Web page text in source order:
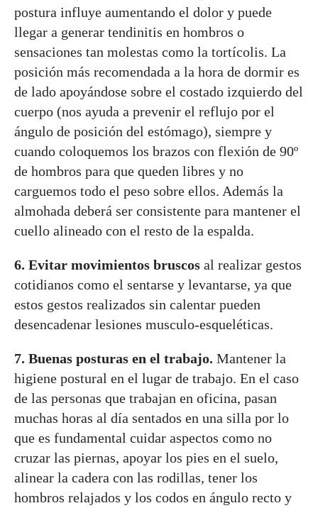
postura influye aumentando el dolor y puede
llegar a generar tendinitis en hombros o
sensaciones tan molestas como la tortícolis. La
posición más recomendada a la hora de dormir es
de lado apoyándose sobre el costado izquierdo del
cuerpo (nos ayuda a prevenir el reflujo por el
ángulo de posición del estómago), siempre y
cuando coloquemos los brazos con flexión de 90º
de hombros para que queden libres y no
carguemos todo el peso sobre ellos. Además la
almohada deberá ser consistente para mantener el
cuello alineado con el resto de la espalda.
6. Evitar movimientos bruscos al realizar gestos
cotidianos como el sentarse y levantarse, ya que
estos gestos realizados sin calentar pueden
desencadenar lesiones musculo-esqueléticas.
7. Buenas posturas en el trabajo. Mantener la
higiene postural en el lugar de trabajo. En el caso
de las personas que trabajan en oficina, pasan
muchas horas al día sentados en una silla por lo
que es fundamental cuidar aspectos como no
cruzar las piernas, apoyar los pies en el suelo,
alinear la cadera con las rodillas, tener los
hombros relajados y los codos en ángulo recto y